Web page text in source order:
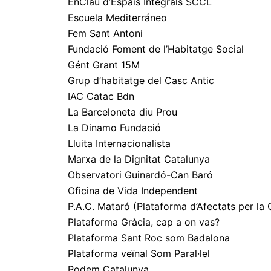
Escuela Mediterráneo
Fem Sant Antoni
Fundació Foment de l’Habitatge Social
Gént Grant 15M
Grup d’habitatge del Casc Antic
IAC Catac Bdn
La Barceloneta diu Prou
La Dinamo Fundació
Lluita Internacionalista
Marxa de la Dignitat Catalunya
Observatori Guinardó-Can Baró
Oficina de Vida Independent
P.A.C. Mataró (Plataforma d’Afectats per la
Plataforma Gràcia, cap a on vas?
Plataforma Sant Roc som Badalona
Plataforma veïnal Som Paral·lel